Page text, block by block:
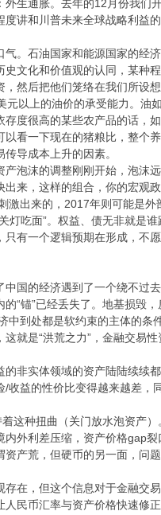
生通胀。去年的12月份我们
讲和川普未来全球战略利益
。石油国家和能源国家的经
文化和价值观的认同，某种
然后把他们笼络在我们所设
以上的油价的承受能力。油
度很高的某些农产品的话，
看一下现在的猪粮比，整个
导成本上升的因素。
泡沫的调整刚刚开始，泡沫
来，这样的组合，你的宏观
出来的，2017年则可能是外
灯吃面”。权益、债无非就是
有一个逻辑预期在形成，不
国的经济遇到了一个绕不过
“锚”已经丢失了。地基损毁，
中到处都是软约束的主体的条
就是“洪荒之力”，金融交易
非实体领域的资产陆陆续续
收益的性价比变得越来越差，
这种扭曲（关门放水泡资产
外利差压缩，资产价格gap
产荒，但硬币的另一面，问
在，但这个信息对于金融交
民币汇率与资产价格快速修